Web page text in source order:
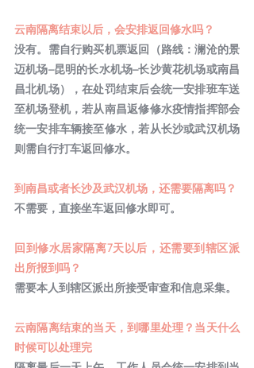
云南隔离结束以后，会安排返回修水吗？
没有。需自行购买机票返回（路线：澜沧的景
迈机场–昆明的长水机场–长沙黄花机场或南昌
昌北机场），在处罚结束后会统一安排班车送
至机场登机，若从南昌返修修水疫情指挥部会
统一安排车辆接至修水，若从长沙或武汉机场
则需自行打车返回修水。
到南昌或者长沙及武汉机场，还需要隔离吗？
不需要，直接坐车返回修水即可。
回到修水居家隔离7天以后，还需要到辖区派
出所报到吗？
需要本人到辖区派出所接受审查和信息采集。
云南隔离结束的当天，到哪里处理？当天什么
时候可以处理完